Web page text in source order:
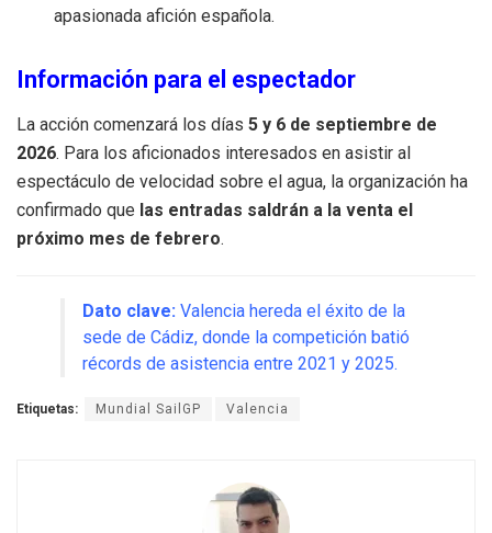
apasionada afición española.
Información para el espectador
La acción comenzará los días 5 y 6 de septiembre de
2026. Para los aficionados interesados en asistir al
espectáculo de velocidad sobre el agua, la organización ha
confirmado que las entradas saldrán a la venta el
próximo mes de febrero.
Dato clave: Valencia hereda el éxito de la
sede de Cádiz, donde la competición batió
récords de asistencia entre 2021 y 2025.
Etiquetas: Mundial SailGP Valencia